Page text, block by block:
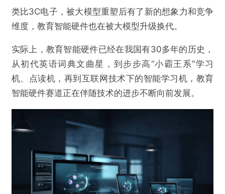
类比3C电子，被大模型重塑后有了新的想象力和竞争
维度，教育智能硬件也在被大模型升级换代。
实际上，教育智能硬件已经在我国有30多年的历史，
从初代英语词典文曲星，到步步高“小霸王系”学习
机、点读机，再到互联网技术下的智能学习机，教育
智能硬件赛道正在伴随技术的进步不断向前发展。